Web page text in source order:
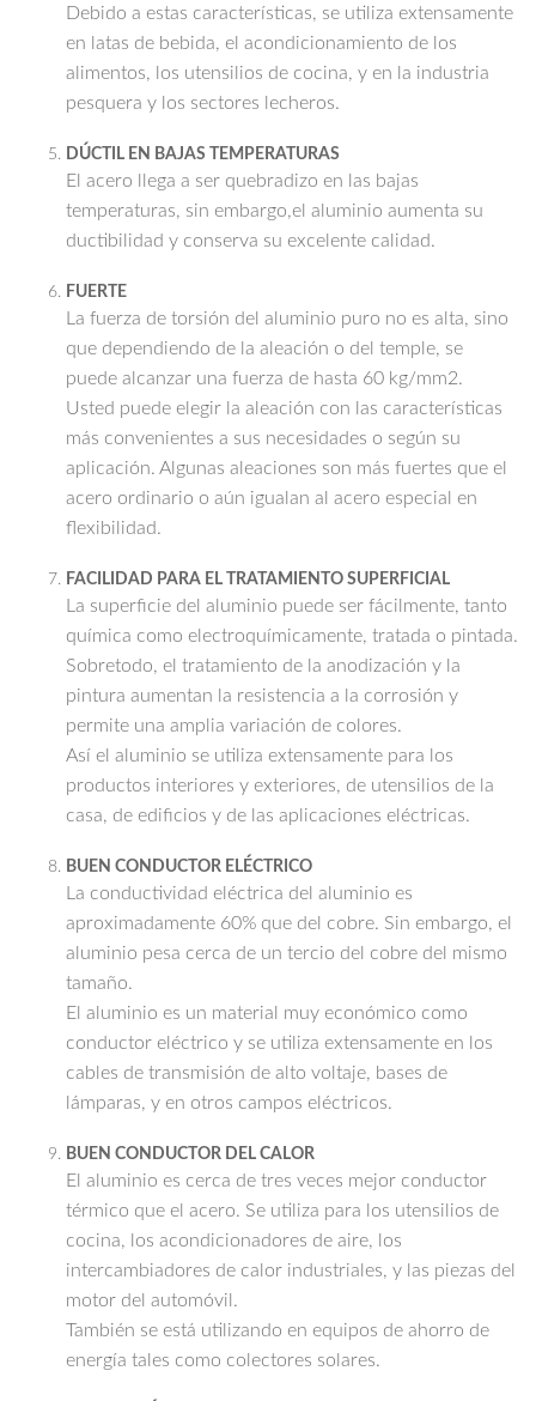
Debido a estas características, se utiliza extensamente
en latas de bebida, el acondicionamiento de los
alimentos, los utensilios de cocina, y en la industria
pesquera y los sectores lecheros.
DÚCTIL EN BAJAS TEMPERATURAS
El acero llega a ser quebradizo en las bajas
temperaturas, sin embargo,el aluminio aumenta su
ductibilidad y conserva su excelente calidad.
FUERTE
La fuerza de torsión del aluminio puro no es alta, sino
que dependiendo de la aleación o del temple, se
puede alcanzar una fuerza de hasta 60 kg/mm2.
Usted puede elegir la aleación con las características
más convenientes a sus necesidades o según su
aplicación. Algunas aleaciones son más fuertes que el
acero ordinario o aún igualan al acero especial en
flexibilidad.
FACILIDAD PARA EL TRATAMIENTO SUPERFICIAL
La superficie del aluminio puede ser fácilmente, tanto
química como electroquímicamente, tratada o pintada.
Sobretodo, el tratamiento de la anodización y la
pintura aumentan la resistencia a la corrosión y
permite una amplia variación de colores.
Así el aluminio se utiliza extensamente para los
productos interiores y exteriores, de utensilios de la
casa, de edificios y de las aplicaciones eléctricas.
BUEN CONDUCTOR ELÉCTRICO
La conductividad eléctrica del aluminio es
aproximadamente 60% que del cobre. Sin embargo, el
aluminio pesa cerca de un tercio del cobre del mismo
tamaño.
El aluminio es un material muy económico como
conductor eléctrico y se utiliza extensamente en los
cables de transmisión de alto voltaje, bases de
lámparas, y en otros campos eléctricos.
BUEN CONDUCTOR DEL CALOR
El aluminio es cerca de tres veces mejor conductor
térmico que el acero. Se utiliza para los utensilios de
cocina, los acondicionadores de aire, los
intercambiadores de calor industriales, y las piezas del
motor del automóvil.
También se está utilizando en equipos de ahorro de
energía tales como colectores solares.